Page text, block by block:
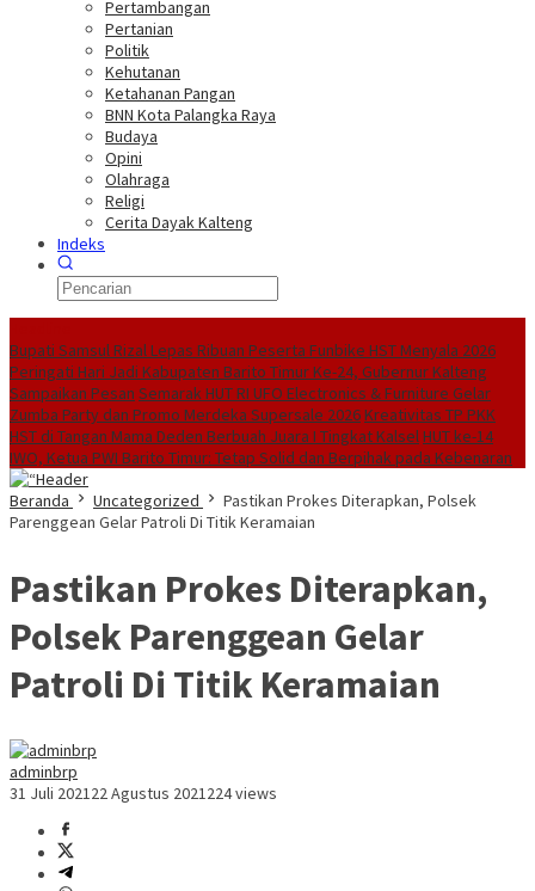
Pertambangan
Pertanian
Politik
Kehutanan
Ketahanan Pangan
BNN Kota Palangka Raya
Budaya
Opini
Olahraga
Religi
Cerita Dayak Kalteng
Indeks
Bupati Samsul Rizal Lepas Ribuan Peserta Funbike HST Menyala 2026
Peringati Hari Jadi Kabupaten Barito Timur Ke-24, Gubernur Kalteng
Sampaikan Pesan Semarak HUT RI UFO Electronics & Furniture Gelar
Zumba Party dan Promo Merdeka Supersale 2026Kreativitas TP PKK
HST di Tangan Mama Deden Berbuah Juara I Tingkat KalselHUT ke-14
IWO, Ketua PWI Barito Timur: Tetap Solid dan Berpihak pada Kebenaran
Beranda
Uncategorized
Pastikan Prokes Diterapkan, Polsek
Parenggean Gelar Patroli Di Titik Keramaian
Pastikan Prokes Diterapkan,
Polsek Parenggean Gelar
Patroli Di Titik Keramaian
adminbrp
31 Juli 202122 Agustus 2021224 views